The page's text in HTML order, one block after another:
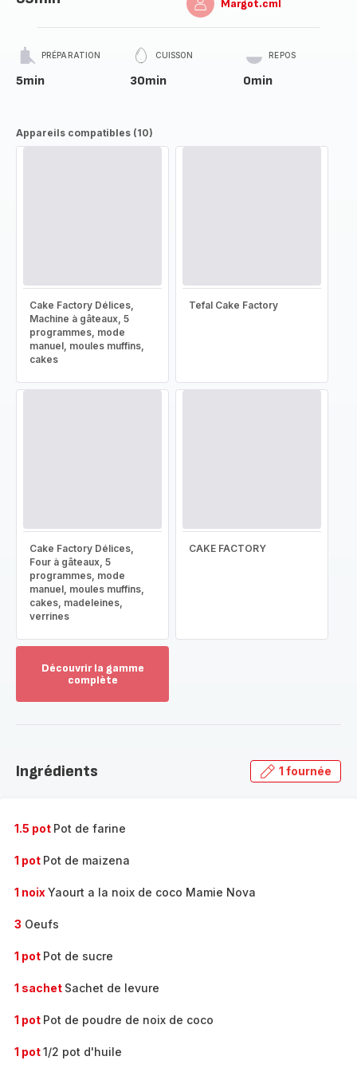
Margot.cml
PRÉPARATION
5min
CUISSON
30min
REPOS
0min
Appareils compatibles (10)
Cake Factory Délices,
Machine à gâteaux, 5
programmes, mode
manuel, moules muffins,
cakes
Tefal Cake Factory
Cake Factory Délices,
Four à gâteaux, 5
programmes, mode
manuel, moules muffins,
cakes, madeleines,
verrines
CAKE FACTORY
Découvrir la gamme
complète
gamme
Ingrédients 1 fournée
1.5 pot Pot de farine
1 pot Pot de maizena
1 noixYaourt a la noix de coco Mamie Nova
3 Oeufs
1 pot Pot de sucre
1 sachet Sachet de levure
1 pot Pot de poudre de noix de coco
1 pot1/2 pot d'huile